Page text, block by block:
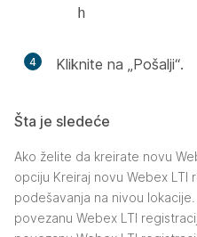
h
4 Kliknite na „Pošalji“.
Šta je sledeće
Ako želite da kreirate novu
opciju Kreiraj novu Webex LTI
podešavanja na nivou lokacije.
povezanu Webex LTI